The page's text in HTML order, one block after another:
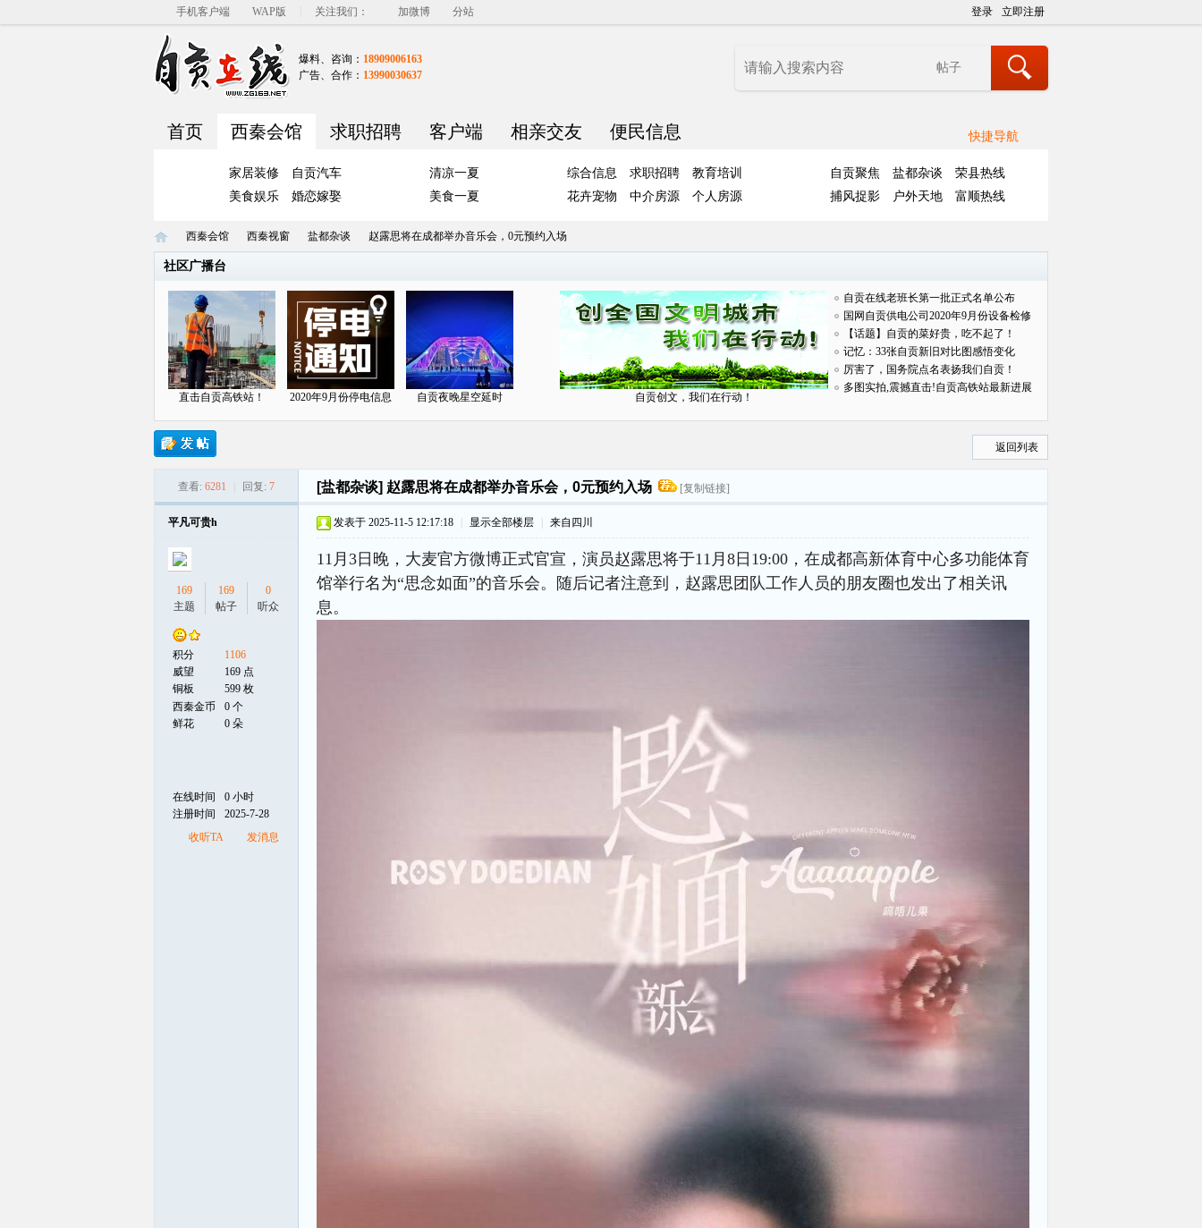
手机客户端 WAP版 关注我们： 加微博 分站 登录 立即注册
爆料、咨询： 18909006163
广告、合作： 13990030637
帖子
快捷导航
首页 西秦会馆 求职招聘 客户端 相亲交友 便民信息
家居装修
自贡汽车
美食娱乐
婚恋嫁娶
清凉一夏
美食一夏
综合信息 求职招聘
教育培训
花卉宠物
中介房源 个人房源
自贡聚焦 盐都杂谈
荣县热线
捕风捉影
户外天地 富顺热线
西秦会馆 西秦视窗 盐都杂谈
›
赵露思将在成都举办音乐会，0元预约入场
社区广播台
直击自贡高铁站！ 2020年9月份停电信息 自贡夜晚星空延时 自贡创文，我们在行动！
自贡在线老班长第一批正式名单公布
国网自贡供电公司2020年9月份设备检修
对外
【话题】自贡的菜好贵，吃不起了！
记忆：33张自贡新旧对比图感悟变化
厉害了，国务院点名表扬我们自贡！
多图实拍,震撼直击!自贡高铁站最新进展
返回列表
查看: 6281 回复: 7 [盐都杂谈] 赵露思将在成都举办音乐会，0元预约入场 [复制链接]
平凡可贵h
169
主题
169
帖子
0
听众
积分
1106
威望
169 点
铜板
599 枚
西秦金币
0 个
鲜花
0 朵
在线时间
0 小时
注册时间
2025-7-28
收听TA
发消息
发表于 2025-11-5 12:17:18 显示全部楼层 来自四川
11月3日晚，大麦官方微博正式官宣，演员赵露思将于11月8日19:00，在成都高新体育中心多功能体育
馆举行名为“思念如面”的音乐会。随后记者注意到，赵露思团队工作人员的朋友圈也发出了相关讯
息。